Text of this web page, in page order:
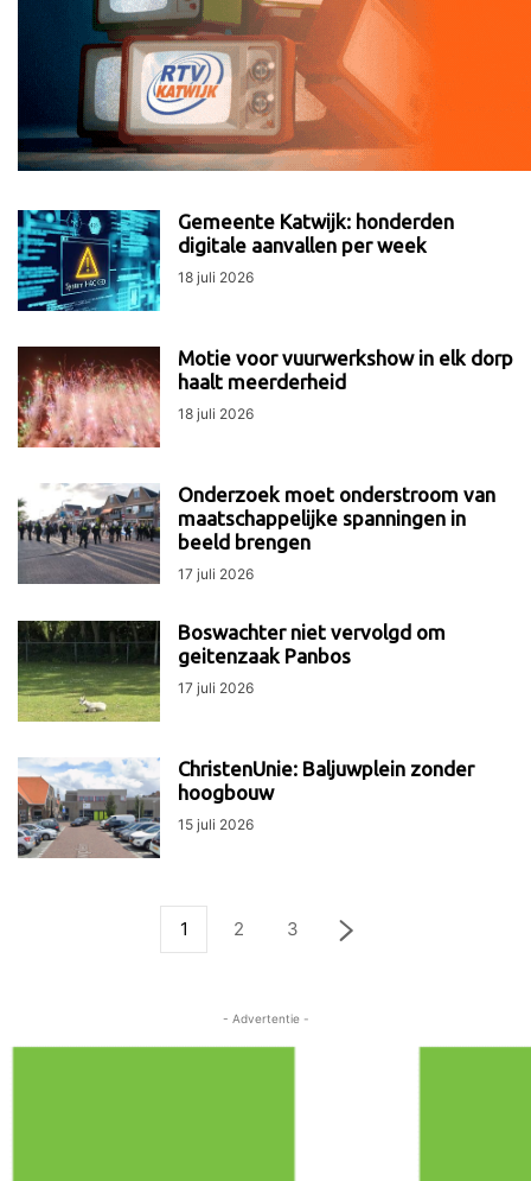
Gemeente Katwijk: honderden
digitale aanvallen per week
18 juli 2026
Motie voor vuurwerkshow in elk dorp
haalt meerderheid
18 juli 2026
Onderzoek moet onderstroom van
maatschappelijke spanningen in
beeld brengen
17 juli 2026
Boswachter niet vervolgd om
geitenzaak Panbos
17 juli 2026
ChristenUnie: Baljuwplein zonder
hoogbouw
15 juli 2026
1 2 3
- Advertentie -